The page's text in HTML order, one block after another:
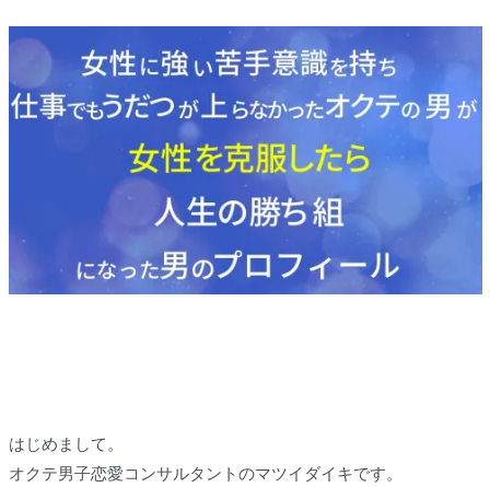
はじめまして。
オクテ男子恋愛コンサルタントのマツイダイキです。